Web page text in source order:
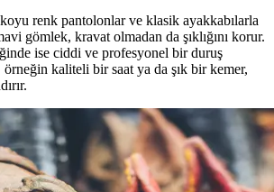
renk pantolonlar ve klasik ayakkabılarla
gömlek, kravat olmadan da şıklığını korur.
ise ciddi ve profesyonel bir duruş
kaliteli bir saat ya da şık bir kemer,